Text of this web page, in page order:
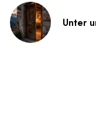
Unter